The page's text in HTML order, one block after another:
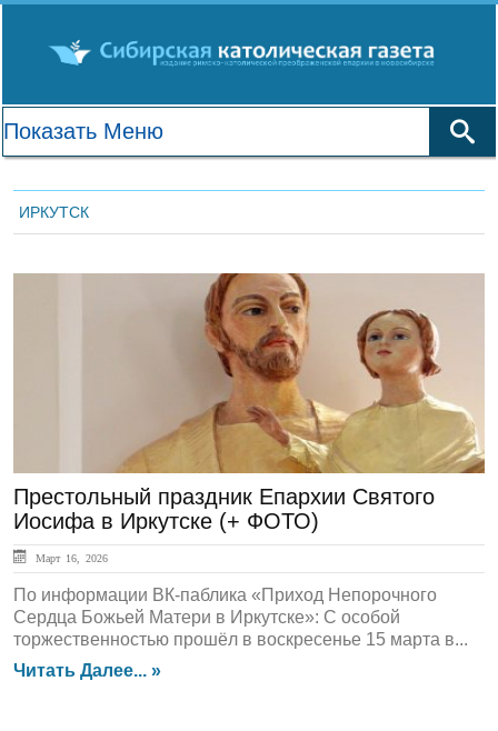
ИРКУТСК
Престольный праздник Епархии Святого
Иосифа в Иркутске (+ ФОТО)
Март 16, 2026
По информации ВК-паблика «Приход Непорочного
Сердца Божьей Матери в Иркутске»: С особой
торжественностью прошёл в воскресенье 15 марта в...
Читать Далее... »